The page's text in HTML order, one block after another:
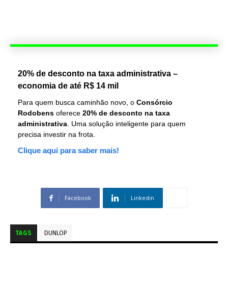
20% de desconto na taxa administrativa –
economia de até R$ 14 mil
Para quem busca caminhão novo, o Consórcio
Rodobens oferece 20% de desconto na taxa
administrativa . Uma solução inteligente para quem
precisa investir na frota.
Clique aqui para saber mais!
Facebook Linkedin
TAGS DUNLOP